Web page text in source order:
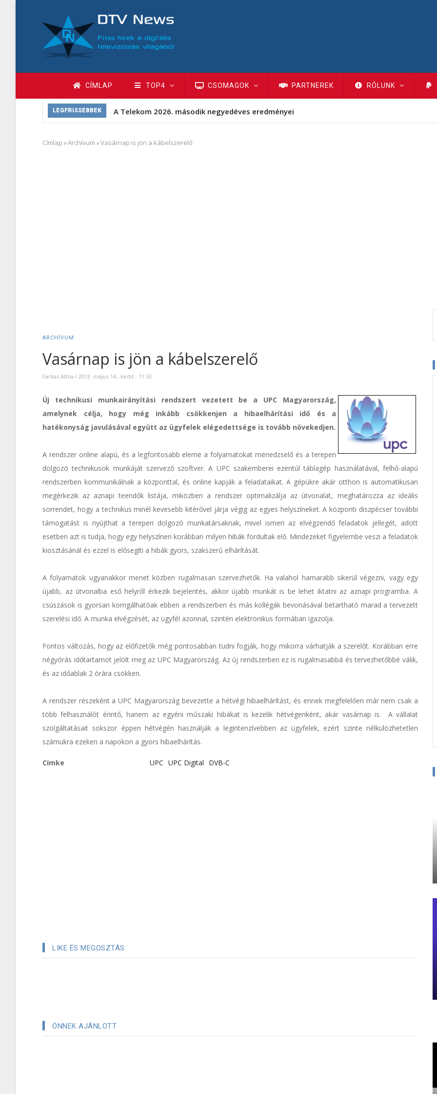
tartalomra
Fő
navigáció
CÍMLAP TOP4 CSOMAGOK PARTNEREK RÓLUNK
LEGFRISSEBBEK A Telekom 2026. második negyedéves eredményei
Morzsa
Címlap »Archívum »Vasárnap is jön a kábelszerelő
ARCHÍVUM
Vasárnap is jön a kábelszerelő
Farkas Attila / 2013. május 14., kedd - 11:53
Új technikusi munkairányítási rendszert vezetett be a UPC Magyarország,
amelynek célja, hogy még inkább csökkenjen a hibaelhárítási idő és a
hatékonyság javulásával együtt az ügyfelek elégedettsége is tovább növekedjen.
A rendszer online alapú, és a legfontosabb eleme a folyamatokat menedzselő és a terepen
dolgozó technikusok munkáját szervező szoftver. A UPC szakemberei ezentúl táblagép használatával, felhő-alapú
rendszerben kommunikálnak a központtal, és online kapják a feladataikat. A gépükre akár otthon is automatikusan
megérkezik az aznapi teendők listája, miközben a rendszer optimalizálja az útvonalat, meghatározza az ideális
sorrendet, hogy a technikus minél kevesebb kitérővel járja végig az egyes helyszíneket. A központi diszpécser további
támogatást is nyújthat a terepen dolgozó munkatársaknak, mivel ismeri az elvégzendő feladatok jellegét, adott
esetben azt is tudja, hogy egy helyszínen korábban milyen hibák fordultak elő. Mindezeket figyelembe veszi a feladatok
kiosztásánál és ezzel is elősegíti a hibák gyors, szakszerű elhárítását.
A folyamatok ugyanakkor menet közben rugalmasan szervezhetők. Ha valahol hamarabb sikerül végezni, vagy egy
újabb, az útvonalba eső helyről érkezik bejelentés, akkor újabb munkát is be lehet iktatni az aznapi programba. A
csúszások is gyorsan korrigálhatóak ebben a rendszerben és más kollégák bevonásával betartható marad a tervezett
szerelési idő. A munka elvégzését, az ügyfél azonnal, szintén elektronikus formában igazolja.
Fontos változás, hogy az előfizetők még pontosabban tudni fogják, hogy mikorra várhatják a szerelőt. Korábban erre
négyórás időtartamot jelölt meg az UPC Magyarország. Az új rendszerben ez is rugalmasabbá és tervezhetőbbé válik,
és az időablak 2 órára csökken.
A rendszer részeként a UPC Magyarország bevezette a hétvégi hibaelhárítást, és ennek megfelelően már nem csak a
több felhasználót érintő, hanem az egyéni műszaki hibákat is kezelik hétvégenként, akár vasárnap is. A vállalat
szolgáltatásait sokszor éppen hétvégén használják a legintenzívebben az ügyfelek, ezért szinte nélkülözhetetlen
számukra ezeken a napokon a gyors hibaelhárítás.
Címke UPC UPC Digital DVB-C
LIKE ÉS MEGOSZTÁS
ÖNNEK AJÁNLOTT